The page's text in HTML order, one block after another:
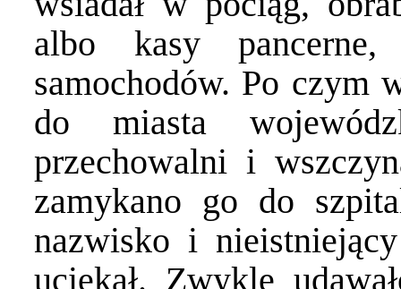
albo kasy
samochodów. Po czym
do miasta
przechowalni i
zamykano go do
nazwisko i
uciekał. Zwykle